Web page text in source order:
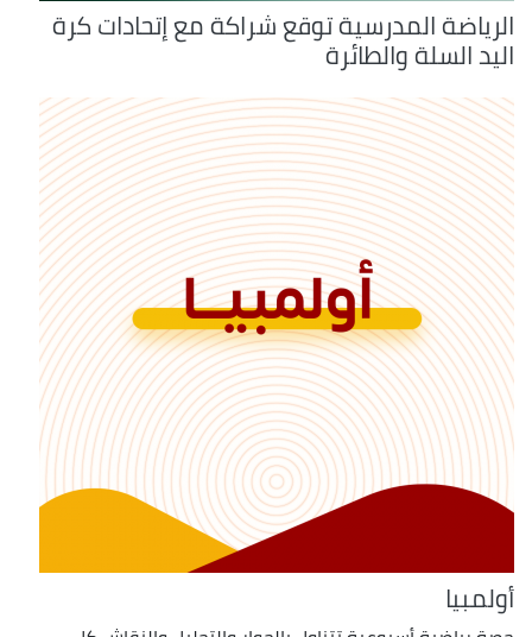
الرياضة المدرسية توقع شراكة مع إتحادات كرة
اليد السلة والطائرة
أولمبيا